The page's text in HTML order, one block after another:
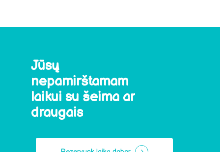
Jūsų
nepamirštamam
laikui su šeima ar
draugais